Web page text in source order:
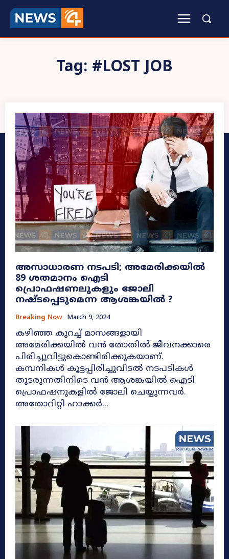
Tag: #LOST JOB
അസാധാരണ നടപടി; അമേരിക്കയിൽ
89 ശതമാനം ഐടി
പ്രൊഫഷണലുകളും ജോലി
നഷ്ടപ്പെടുമെന്ന ആശങ്കയിൽ ?
Breaking Now March 9, 2024
കഴിഞ്ഞ കുറച്ച് മാസങ്ങളായി
അമേരിക്കയിൽ വന്‍ തോതിൽ ജീവനക്കാരെ
പിരിച്ചുവിട്ടുകൊണ്ടിരിക്കുകയാണ്.
കമ്പനികൾ കൂട്ടപ്പിരിച്ചുവിടൽ നടപടികൾ
തുടരുന്നതിനിടെ വൻ ആശങ്കയിൽ ഐടി
പ്രൊഫഷനുകളിൽ ജോലി ചെയ്യുന്നവർ.
അതോറിറ്റി ഹാക്കർ...